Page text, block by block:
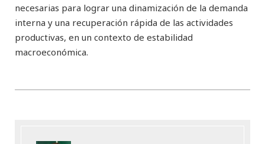
necesarias para lograr una dinamización de la demanda
interna y una recuperación rápida de las actividades
productivas, en un contexto de estabilidad
macroeconómica.